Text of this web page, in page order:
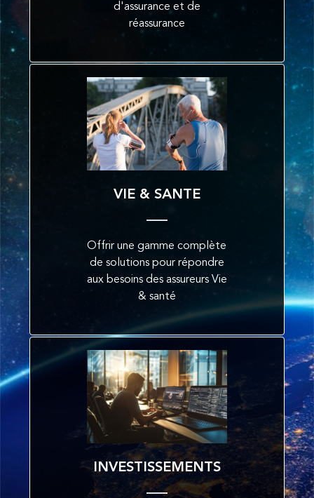
d'assurance et de
réassurance
VIE & SANTE
Offrir une gamme complète
de solutions pour répondre
aux besoins des assureurs Vie
& santé
INVESTISSEMENTS